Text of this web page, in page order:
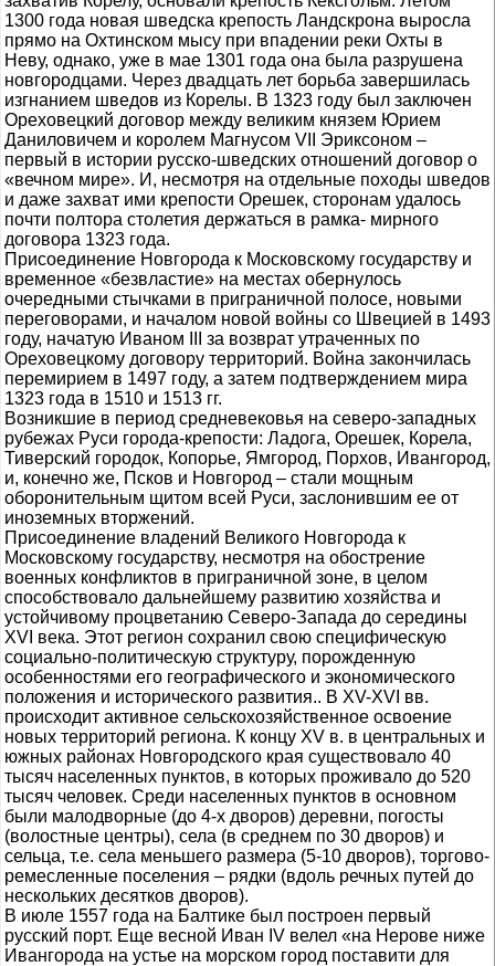
1300 года новая шведска крепость Ландскрона выросла
прямо на Охтинском мысу при впадении реки Охты в
Неву, однако, уже в мае 1301 года она была разрушена
новгородцами. Через двадцать лет борьба завершилась
изгнанием шведов из Корелы. В 1323 году был заключен
Ореховецкий договор между великим князем Юрием
Даниловичем и королем Магнусом VII Эриксоном –
первый в истории русско-шведских отношений договор о
«вечном мире». И, несмотря на отдельные походы шведов
и даже захват ими крепости Орешек, сторонам удалось
почти полтора столетия держаться в рамка- мирного
договора 1323 года.
Присоединение Новгорода к Московскому государству и
временное «безвластие» на местах обернулось
очередными стычками в приграничной полосе, новыми
переговорами, и началом новой войны со Швецией в 1493
году, начатую Иваном III за возврат утраченных по
Ореховецкому договору территорий. Война закончилась
перемирием в 1497 году, а затем подтверждением мира
1323 года в 1510 и 1513 гг.
Возникшие в период средневековья на северо-западных
рубежах Руси города-крепости: Ладога, Орешек, Корела,
Тиверский городок, Копорье, Ямгород, Порхов, Ивангород,
и, конечно же, Псков и Новгород – стали мощным
оборонительным щитом всей Руси, заслонившим ее от
иноземных вторжений.
Присоединение владений Великого Новгорода к
Московскому государству, несмотря на обострение
военных конфликтов в приграничной зоне, в целом
способствовало дальнейшему развитию хозяйства и
устойчивому процветанию Северо-Запада до середины
XVI века. Этот регион сохранил свою специфическую
социально-политическую структуру, порожденную
особенностями его географического и экономического
положения и исторического развития.. В XV-XVI вв.
происходит активное сельскохозяйственное освоение
новых территорий региона. К концу XV в. в центральных и
южных районах Новгородского края существовало 40
тысяч населенных пунктов, в которых проживало до 520
тысяч человек. Среди населенных пунктов в основном
были малодворные (до 4-х дворов) деревни, погосты
(волостные центры), села (в среднем по 30 дворов) и
сельца, т.е. села меньшего размера (5-10 дворов), торгово-
ремесленные поселения – рядки (вдоль речных путей до
нескольких десятков дворов).
В июле 1557 года на Балтике был построен первый
русский порт. Еще весной Иван IV велел «на Нерове ниже
Ивангорода на устье на морском город поставити для